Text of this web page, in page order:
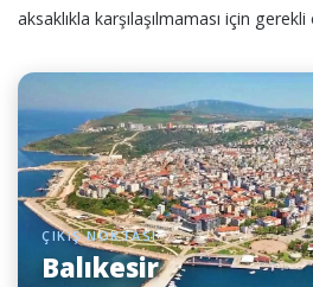
aksaklıkla karşılaşılmaması için
ÇIKIŞ NOKTASI
Balıkesir